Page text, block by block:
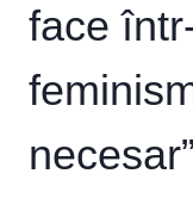
face
necesar”